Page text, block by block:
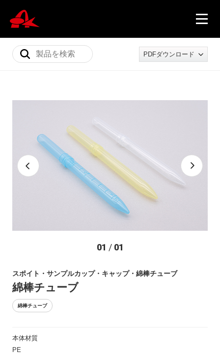
会社概要
PDFダウンロード
01 / 01
スポイト・サンプルカップ・キャップ・綿棒チューブ
綿棒チューブ
綿棒チューブ
本体材質
PE